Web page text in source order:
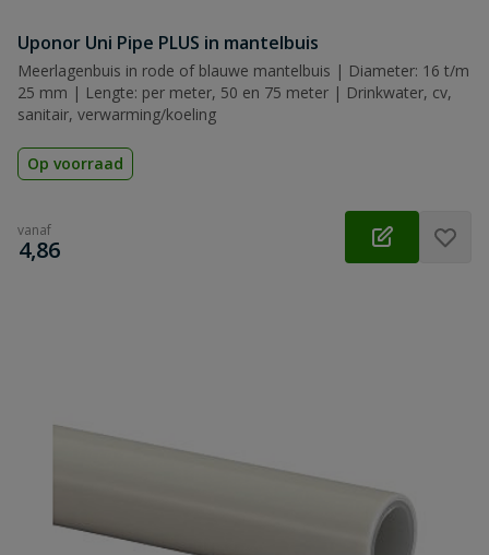
Uponor Uni Pipe PLUS in mantelbuis
Meerlagenbuis in rode of blauwe mantelbuis | Diameter: 16 t/m
25 mm | Lengte: per meter, 50 en 75 meter | Drinkwater, cv,
sanitair, verwarming/koeling
Op voorraad
vanaf
€
4,86